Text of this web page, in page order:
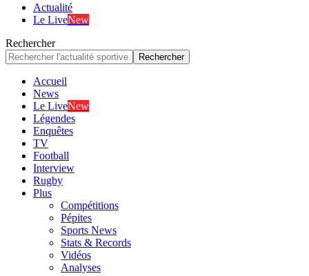
Actualité
Le LiveNew
Rechercher
Accueil
News
Le LiveNew
Légendes
Enquêtes
TV
Football
Interview
Rugby
Plus
Compétitions
Pépites
Sports News
Stats & Records
Vidéos
Analyses